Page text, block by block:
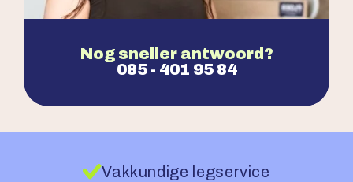
Nog sneller antwoord?
085 - 401 95 84
100% Laagste